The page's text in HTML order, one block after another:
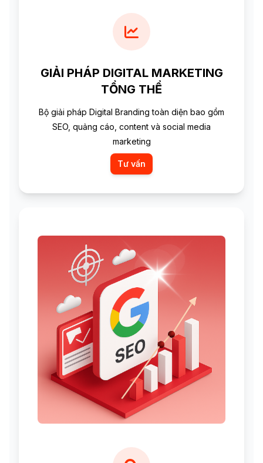
GIẢI PHÁP DIGITAL MARKETING
TỔNG THỂ
Bộ giải pháp Digital Branding toàn diện bao gồm
SEO, quảng cáo, content và social media
marketing
Tư vấn